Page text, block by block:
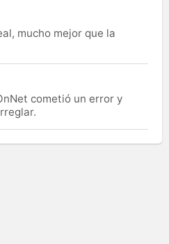
mucho mejor que la
cometió un error y